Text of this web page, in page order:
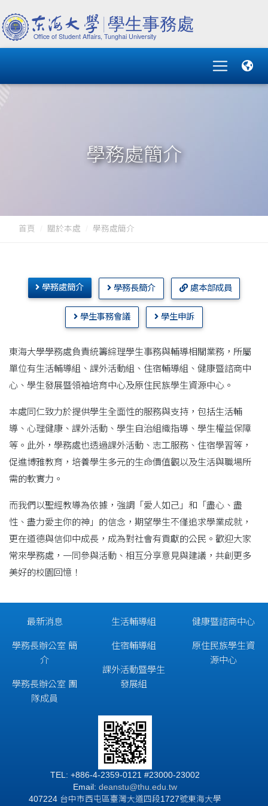
學務處簡介
首頁 關於本處 學務處簡介
學務處簡介 學務長簡介 處本部成員
學生事務會議 學生申訴
東海大學學務處負責統籌綜理學生事務與輔導相關業務，所屬
單位有生活輔導組、課外活動組、住宿輔導組、健康暨諮商中
心、學生發展暨領袖培育中心及原住民族學生資源中心。
本處同仁致力於提供學生全面性的服務與支持，包括生活輔
導、心理健康、課外活動、學生自治組織指導、學生權益保障
等。此外，學務處也透過課外活動、志工服務、住宿學習等，
促進博雅教育，培養學生多元的生命價值觀以及生活與職場所
需的軟實力。
而我們以聖經教導為依據，強調「愛人如己」和「盡心、盡
性、盡力愛主你的神」的信念，期望學生不僅追求學業成就，
更在道德與信仰中成長，成為對社會有貢獻的公民。歡迎大家
常來學務處，一同參與活動、相互分享意見與建議，共創更多
美好的校園回憶！
最新消息
學務長辦公室 簡
介
學務長辦公室 團
隊成員
生活輔導組
住宿輔導組
課外活動暨學生
發展組
健康暨諮商中心
原住民族學生資
源中心
TEL: +886-4-2359-0121 #23000-23002
Email: deanstu@thu.edu.tw
407224 台中市西屯區臺灣大道四段1727號東海大學